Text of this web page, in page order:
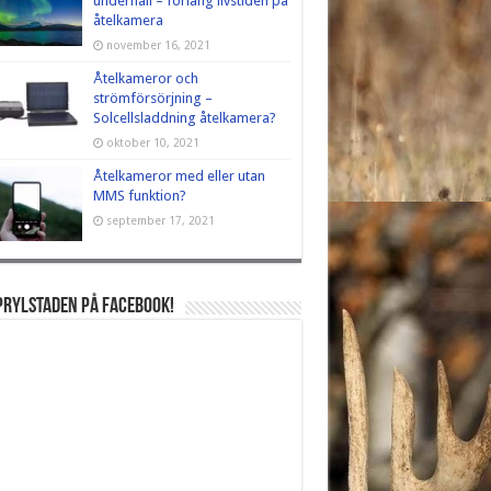
åtelkamera
november 16, 2021
Åtelkameror och
strömförsörjning –
Solcellsladdning åtelkamera?
oktober 10, 2021
Åtelkameror med eller utan
MMS funktion?
september 17, 2021
på Facebook!